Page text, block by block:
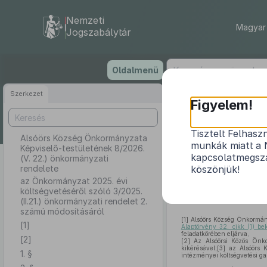
tartalomra
Nemzeti
Jogszabálytár
Oldalmenü
Szerkezet
Alsóörs Község Önkormányzata
Képviselő-testületének 8/2026.
(V. 22.) önkormányzati
rendelete
az Önkormányzat 2025. évi
költségvetéséről szóló 3/2025.
(II.21.) önkormányzati rendelet 2.
számú módosításáról
[1]
[2]
1. §
Alsóörs
az
[1] Alsóörs Község
Alaptörvény 32. cikk (1)
feladatkörében eljárva,
[2] Az Alsóörsi Közös
kikérésével;[3] az Alsóörs
intézményei költségvetési
Figyelem!
Tisztelt
munkák miatt a
köszönjük!